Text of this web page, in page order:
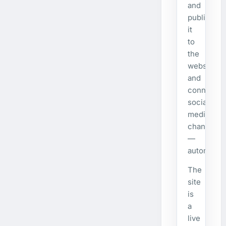
and
publishes
it
to
the
website
and
connected
social
media
channels
—
The
site
is
a
live